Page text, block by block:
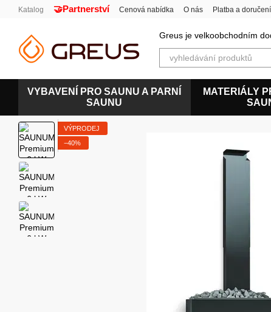
Перейти к основному контенту
Katalog 🤝Partnerství Cenová nabídka O nás Platba a doručení
Greus je velkoobchodním
VYBAVENÍ PRO SAUNU A PARNÍ
SAUNU
MATERIÁLY
VÝPRODEJ
−40%